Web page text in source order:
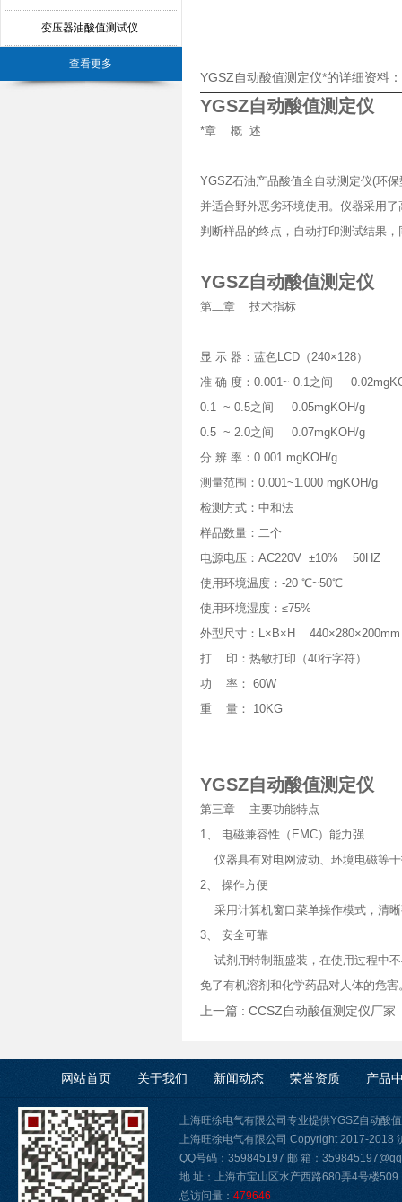
变压器油酸值测试仪
查看更多
YGSZ自动酸值测定仪*的详细资料：
YGSZ自动酸值测定仪
*章 概 述
YGSZ石油产品酸值全自动测定仪(环
并适合野外恶劣环境使用。仪器采用
判断样品的终点，自动打印测试结果
YGSZ自动酸值测定仪
第二章 技术指标
显 示 器：蓝色LCD（240×128）
准 确 度：0.001~ 0.1之间
0.1 ~ 0.5之间 0.05mgKOH/g
0.5 ~ 2.0之间 0.07mgKOH/g
分 辨 率：0.001 mgKOH/g
测量范围：0.001~1.000 mgKOH/g
检测方式：中和法
样品数量：二个
电源电压：AC220V ±10% 50HZ
使用环境温度：-20 ℃~50℃
使用环境湿度：≤75%
外型尺寸：L×B×H 440×280×200mm
打 印：热敏打印（40行字符）
功 率： 60W
重 量： 10KG
YGSZ自动酸值测定仪
第三章 主要功能特点
1、 电磁兼容性（EMC）能力强
仪器具有对电网波动、环境电磁等
2、 操作方便
采用计算机窗口菜单操作模式，清
3、 安全可靠
试剂用特制瓶盛装，在使用过程中
免了有机溶剂和化学药品对人体的危害
上一篇 : CCSZ自动酸值测定仪厂家
网站首页 关于我们 新闻动态 荣誉资质 产品
上海旺徐电气有限公司专业提供YGSZ自动酸
上海旺徐电气有限公司 Copyright 2017-2018
QQ号码：359845197 邮 箱：
地 址：上海市宝山区水产西路680弄4号楼509
总访问量： 479646